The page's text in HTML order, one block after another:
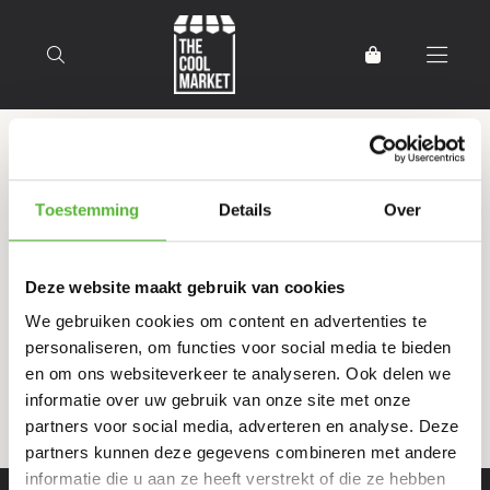
Toestemming Details Over
Deze website maakt gebruik van cookies
We gebruiken cookies om content en advertenties te
personaliseren, om functies voor social media te bieden
en om ons websiteverkeer te analyseren. Ook delen we
informatie over uw gebruik van onze site met onze
partners voor social media, adverteren en analyse. Deze
partners kunnen deze gegevens combineren met andere
informatie die u aan ze heeft verstrekt of die ze hebben
Producten getagd met
Oosterse lak
Filter Sorteer